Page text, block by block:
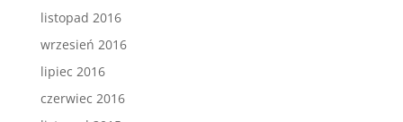
listopad 2016
wrzesień 2016
lipiec 2016
czerwiec 2016